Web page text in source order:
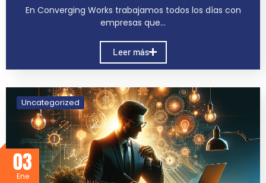
En Converging Works trabajamos todos los días con
empresas que…
Leer más
03
Ene
Uncategorized